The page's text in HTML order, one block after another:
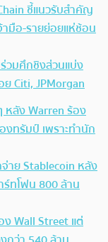
ชี้แนวรับสำคัญ
ามือ-รายย่อยแห่ช้อน
วมศึกชิงส่วนแบ่ง
Citi, JPMorgan
หลัง Warren ร้อง
ทรัมป์ เพราะทำนัก
าย Stablecoin หลัง
ร์ทโฟน 800 ล้าน
ง Wall Street แต่